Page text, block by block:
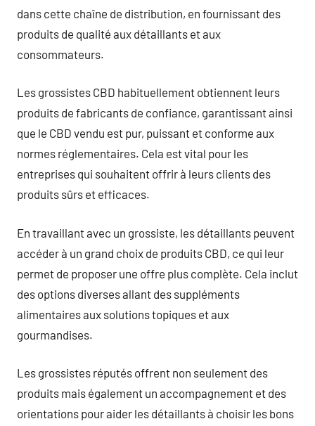
dans cette chaîne de distribution, en fournissant des
produits de qualité aux détaillants et aux
consommateurs.
Les grossistes CBD habituellement obtiennent leurs
produits de fabricants de confiance, garantissant ainsi
que le CBD vendu est pur, puissant et conforme aux
normes réglementaires. Cela est vital pour les
entreprises qui souhaitent offrir à leurs clients des
produits sûrs et efficaces.
En travaillant avec un grossiste, les détaillants peuvent
accéder à un grand choix de produits CBD, ce qui leur
permet de proposer une offre plus complète. Cela inclut
des options diverses allant des suppléments
alimentaires aux solutions topiques et aux
gourmandises.
Les grossistes réputés offrent non seulement des
produits mais également un accompagnement et des
orientations pour aider les détaillants à choisir les bons